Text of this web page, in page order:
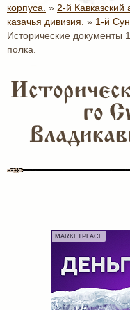
корпуса. » 2-й Кавказский
казачья дивизия. » 1-й
Исторические документы
полка.
го
MARKETPLACE